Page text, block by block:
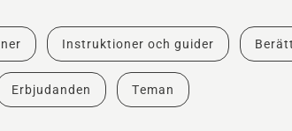
Instruktioner och guider
Erbjudanden Teman